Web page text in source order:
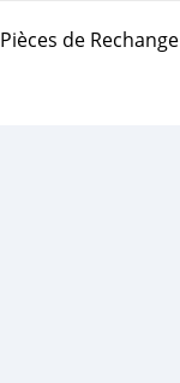
Pièces de Rechange